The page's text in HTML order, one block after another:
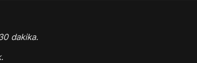
dakika.